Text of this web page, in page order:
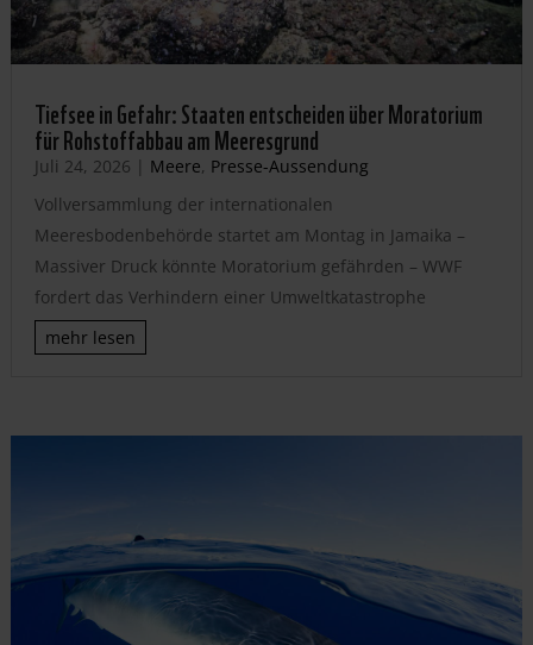
Tiefsee in Gefahr: Staaten entscheiden über Moratorium
für Rohstoffabbau am Meeresgrund
Juli 24, 2026 | Meere, Presse-Aussendung
Vollversammlung der internationalen
Meeresbodenbehörde startet am Montag in Jamaika –
Massiver Druck könnte Moratorium gefährden – WWF
fordert das Verhindern einer Umweltkatastrophe
mehr lesen